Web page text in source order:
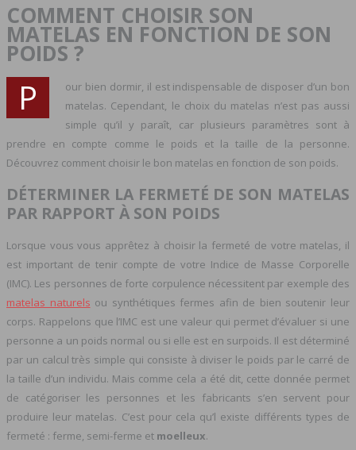
COMMENT CHOISIR SON
MATELAS EN FONCTION DE SON
POIDS ?
P
our bien dormir, il est indispensable de disposer d’un bon
matelas. Cependant, le choix du matelas n’est pas aussi
simple qu’il y paraît, car plusieurs paramètres sont à
prendre en compte comme le poids et la taille de la personne.
Découvrez comment choisir le bon matelas en fonction de son poids.
DÉTERMINER LA FERMETÉ DE SON MATELAS
PAR RAPPORT À SON POIDS
Lorsque vous vous apprêtez à choisir la fermeté de votre matelas, il
est important de tenir compte de votre Indice de Masse Corporelle
(IMC). Les personnes de forte corpulence nécessitent par exemple des
matelas naturels ou synthétiques fermes afin de bien soutenir leur
corps. Rappelons que l’IMC est une valeur qui permet d’évaluer si une
personne a un poids normal ou si elle est en surpoids. Il est déterminé
par un calcul très simple qui consiste à diviser le poids par le carré de
la taille d’un individu. Mais comme cela a été dit, cette donnée permet
de catégoriser les personnes et les fabricants s’en servent pour
produire leur matelas. C’est pour cela qu’l existe différents types de
fermeté : ferme, semi-ferme et moelleux.